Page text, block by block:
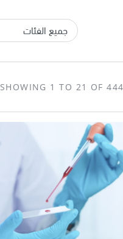
SHOWING 1 TO 21 OF